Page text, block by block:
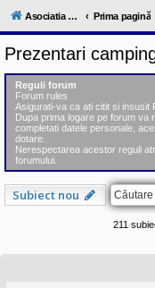
l
u
V
c
o
m
u
n
i
t
a
e
a
e
Asociatia ClubRV-RO Prima pagină
Prezentari
Reguli forum
Forum rules
Asigurati-va ca ati citit si insusit
Dupa prima logare pe forum va
completati datele personale,
dotare.
Nerespectarea acestor reguli
forumului.
Subiect nou
211